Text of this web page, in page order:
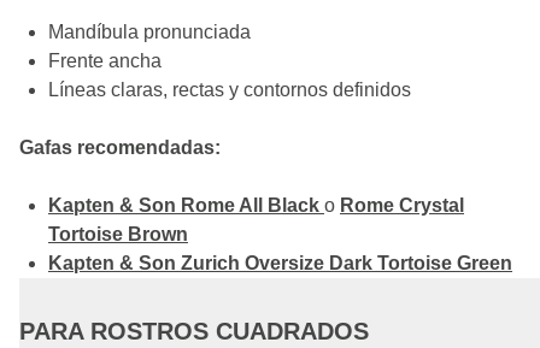
Mandíbula pronunciada
Frente ancha
Líneas claras, rectas y contornos definidos
Gafas recomendadas:
Kapten & Son Rome All Black o Rome Crystal
Tortoise Brown
Kapten & Son Zurich Oversize Dark Tortoise Green
PARA ROSTROS CUADRADOS